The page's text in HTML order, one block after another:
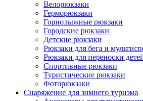
Велорюкзаки
Герморюкзаки
Горнолыжные рюкзаки
Городские рюкзаки
Детские рюкзаки
Рюкзаки для бега и
Рюкзаки для переноски
Спортивные рюкзаки
Туристические рюкзаки
Фоторюкзаки
Снаряжение для зимнего туризма